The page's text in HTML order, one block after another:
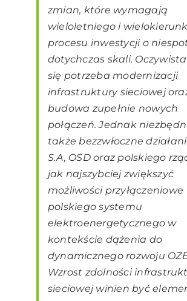
zmian, które wymagają
wieloletniego i
procesu inwestycji o
dotychczas skali.
się potrzeba modernizacji
infrastruktury sieciowej
budowa zupełnie nowych
połączeń. Jednak
także bezzwłoczne
S.A, OSD oraz polskiego
jak najszybciej zwiększyć
możliwości przyłączeniowe
polskiego systemu
elektroenergetycznego w
kontekście dążenia do
dynamicznego rozwoju
Wzrost zdolności
sieciowej winien być